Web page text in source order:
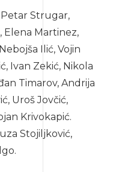
Strugar,
Elena Martinez,
Ilić, Vojin
Ivan Zekić, Nikola
Timarov, Andrija
Uroš Jovčić,
Krivokapić.
Stojiljković,